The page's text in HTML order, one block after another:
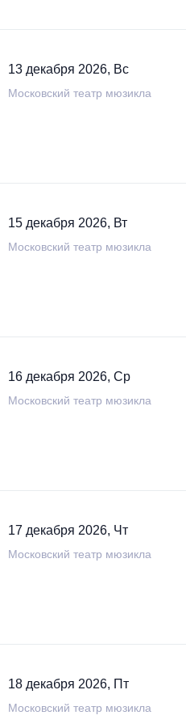
13 декабря 2026, Вс
Московский театр мюзикла
15 декабря 2026, Вт
Московский театр мюзикла
16 декабря 2026, Ср
Московский театр мюзикла
17 декабря 2026, Чт
Московский театр мюзикла
18 декабря 2026, Пт
Московский театр мюзикла